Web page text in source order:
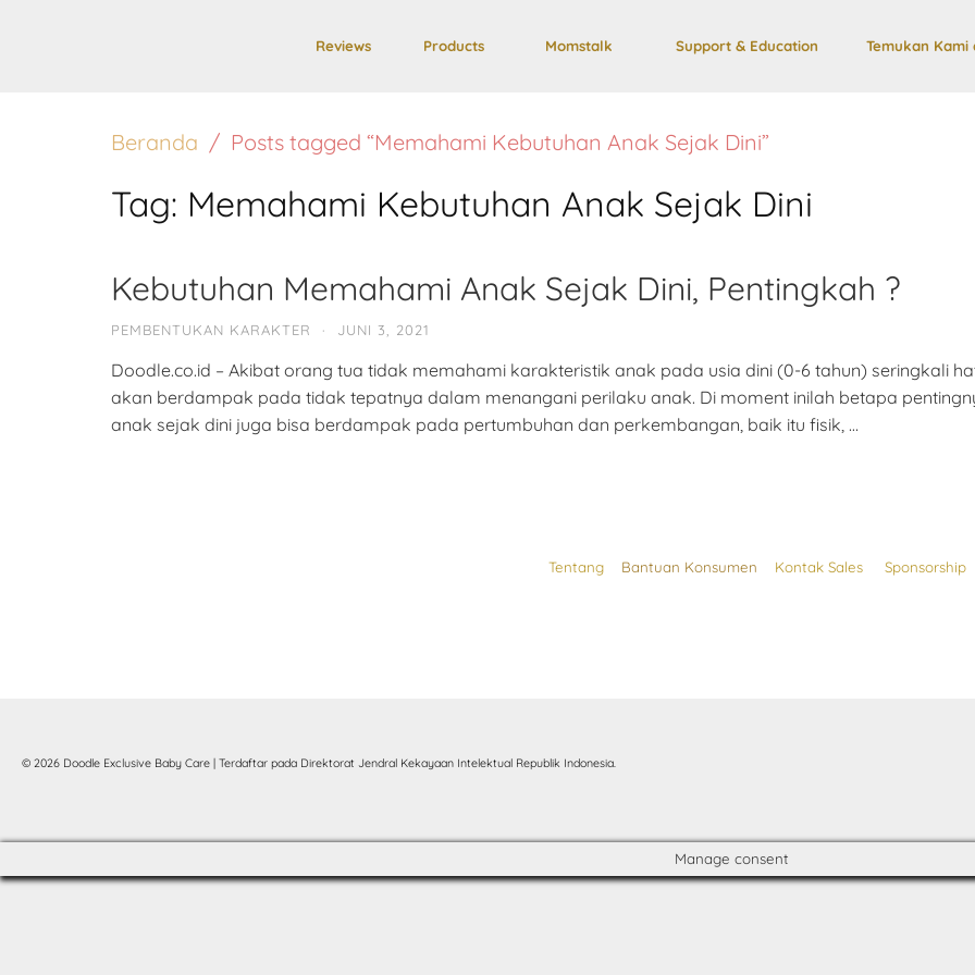
Reviews Products Momstalk Support & Education Temukan Kami
Beranda Posts tagged “Memahami Kebutuhan Anak Sejak Dini”
Tag: Memahami Kebutuhan Anak Sejak Dini
Kebutuhan Memahami Anak Sejak Dini, Pentingkah ?
PEMBENTUKAN KARAKTER · JUNI 3, 2021
Doodle.co.id – Akibat orang tua tidak memahami karakteristik anak pada usia dini (0-6 tahun) seringkali
akan berdampak pada tidak tepatnya dalam menangani perilaku anak. Di moment inilah betapa
anak sejak dini juga bisa berdampak pada pertumbuhan dan perkembangan, baik itu fisik, …
Tentang Bantuan Konsumen Kontak Sales Sponsorship
© 2026 Doodle Exclusive Baby Care | Terdaftar pada Direktorat Jendral Kekayaan Intelektual Republik Indonesia.
Manage consent